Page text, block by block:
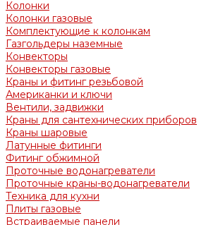
Колонки
Колонки газовые
Комплектующие к колонкам
Газгольдеры наземные
Конвекторы
Конвекторы газовые
Краны и фитинг резьбовой
Американки и ключи
Вентили, задвижки
Краны для сантехнических приборов
Краны шаровые
Латунные фитинги
Фитинг обжимной
Проточные водонагреватели
Проточные краны-водонагреватели
Техника для кухни
Плиты газовые
Встраиваемые панели